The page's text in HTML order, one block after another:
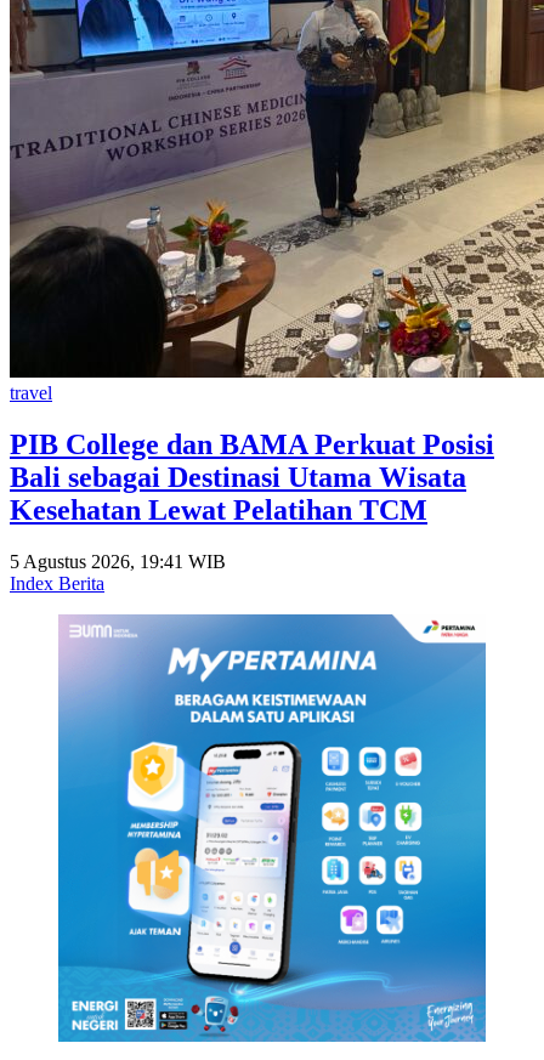
travel
PIB College dan BAMA Perkuat Posisi
Bali sebagai Destinasi Utama Wisata
Kesehatan Lewat Pelatihan TCM
5 Agustus 2026, 19:41 WIB
Index Berita